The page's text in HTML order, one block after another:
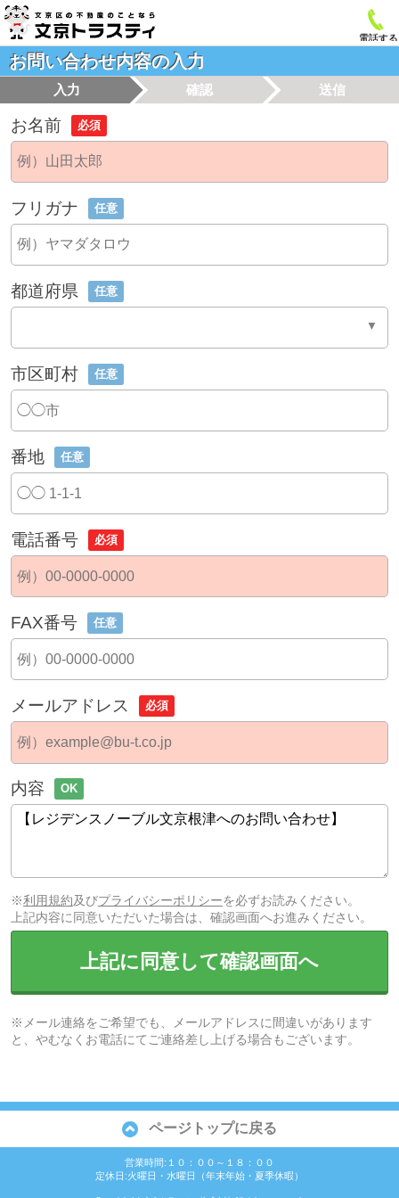
電話する
お問い合わせ内容の入力
入力 確認 送信
お名前 必須
フリガナ 任意
都道府県 任意
市区町村 任意
番地 任意
電話番号 必須
FAX番号 任意
メールアドレス 必須
内容 OK
※利用規約及びプライバシーポリシーを必ずお読みください。
上記内容に同意いただいた場合は、確認画面へお進みください。
上記に同意して確認画面へ
※メール連絡をご希望でも、メールアドレスに間違いがあります
と、やむなくお電話にてご連絡差し上げる場合もございます。
ページトップに戻る
営業時間:１０：００～１８：００
定休日:火曜日・水曜日（年末年始・夏季休暇）